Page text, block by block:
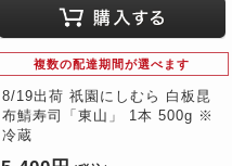
複数の配達期間が選べます
8/19出荷 祇園にしむら 白板昆
布鯖寿司「東山」 1本 500g ※
冷蔵